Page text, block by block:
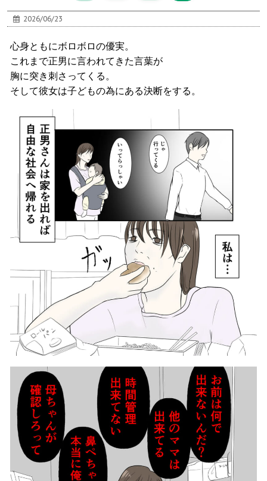
2026/06/23
心身ともにボロボロの優実。
これまで正男に言われてきた言葉が
胸に突き刺さってくる。
そして彼女は子どもの為にある決断をする。